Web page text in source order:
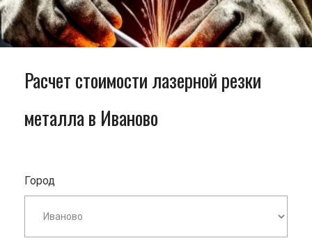
Расчет стоимости лазерной резки
металла в Иваново
Город